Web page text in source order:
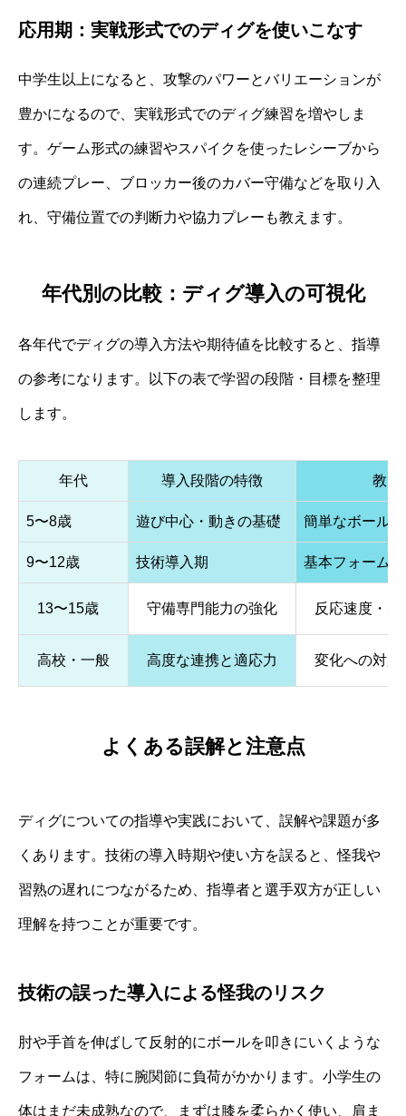
応用期：実戦形式でのディグを使いこなす
中学生以上になると、攻撃のパワーとバリエーションが
豊かになるので、実戦形式でのディグ練習を増やしま
す。ゲーム形式の練習やスパイクを使ったレシーブから
の連続プレー、ブロッカー後のカバー守備などを取り入
れ、守備位置での判断力や協力プレーも教えます。
年代別の比較：ディグ導入の可視化
各年代でディグの導入方法や期待値を比較すると、指導
の参考になります。以下の表で学習の段階・目標を整理
します。
年代 導入段階の特徴 教え
5〜8歳 遊び中心・動きの基礎 簡単なボール
9〜12歳 技術導入期 基本フォーム
13〜15歳 守備専門能力の強化 反応速度・
高校・一般 高度な連携と適応力 変化への対応
よくある誤解と注意点
ディグについての指導や実践において、誤解や課題が多
くあります。技術の導入時期や使い方を誤ると、怪我や
習熟の遅れにつながるため、指導者と選手双方が正しい
理解を持つことが重要です。
技術の誤った導入による怪我のリスク
肘や手首を伸ばして反射的にボールを叩きにいくような
フォームは、特に腕関節に負荷がかかります。小学生の
体はまだ未成熟なので、まずは膝を柔らかく使い、肩ま